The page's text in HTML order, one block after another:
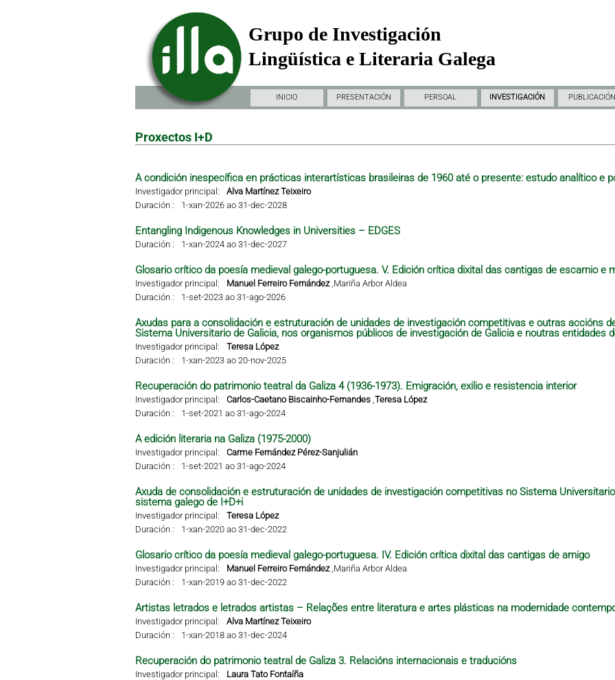
Grupo de Investigación
Lingüística e Literaria Galega
INICIO PRESENTACIÓN PERSOAL INVESTIGACIÓN
Proxectos I+D
A condición inespecífica en prácticas interartísticas brasileiras de 1960 até o presente: estudo analítico e
Investigador principal:
Alva Martínez Teixeiro
Duración :
1-xan-2026 ao 31-dec-2028
Entangling Indigenous Knowledges in Universities – EDGES
Duración : 1-xan-2024 ao 31-dec-2027
Glosario crítico da poesía medieval galego-portuguesa. V. Edición crítica dixital das cantigas de escarnio e
Investigador principal: Manuel Ferreiro Fernández,Mariña Arbor Aldea
Duración :
1-set-2023 ao 31-ago-2026
Axudas para a consolidación e estruturación de unidades de investigación competitivas e outras accións
Sistema Universitario de Galicia, nos organismos públicos de investigación de Galicia e noutras entidades
Investigador principal:
Teresa López
Duración :
1-xan-2023 ao 20-nov-2025
Recuperación do patrimonio teatral da Galiza 4 (1936-1973). Emigración, exilio e resistencia interior
Investigador principal: Carlos-Caetano Biscainho-Fernandes,Teresa López
Duración :
1-set-2021 ao 31-ago-2024
A edición literaria na Galiza (1975-2000)
Investigador principal:
Carme Fernández Pérez-Sanjulián
Duración :
1-set-2021 ao 31-ago-2024
Axuda de consolidación e estruturación de unidades de investigación competitivas no Sistema
sistema galego de I+D+i
Investigador principal:
Teresa López
Duración :
1-xan-2020 ao 31-dec-2022
Glosario crítico da poesía medieval galego-portuguesa. IV. Edición crítica dixital das cantigas de amigo
Investigador principal: Manuel Ferreiro Fernández,Mariña Arbor Aldea
Duración :
1-xan-2019 ao 31-dec-2022
Artistas letrados e letrados artistas – Relações entre literatura e artes plásticas na modernidade
Investigador principal:
Alva Martínez Teixeiro
Duración :
1-xan-2018 ao 31-dec-2024
Recuperación do patrimonio teatral de Galiza 3. Relacións internacionais e traducións
Investigador principal:
Laura Tato Fontaíña